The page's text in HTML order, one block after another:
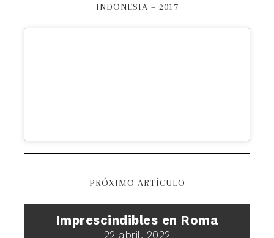
INDONESIA – 2017
PRÓXIMO ARTÍCULO
Imprescindibles en Roma
22 abril, 2022